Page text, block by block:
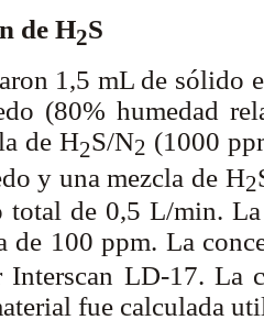
de H2S
1,5 mL de sólido
(80% humedad
de H2S/N2 (1000
y una mezcla de H2
de 0,5 L/min. La
de 100 ppm. La
Interscan LD-17. La
fue calculada